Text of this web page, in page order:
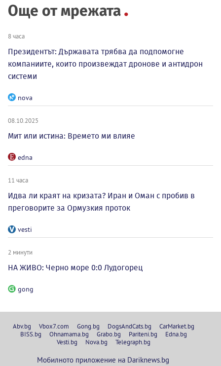
Още от мрежата
8 часа
Президентът: Държавата трябва да подпомогне
компаниите, които произвеждат дронове и антидрон
системи
nova
08.10.2025
Мит или истина: Времето ми влияе
edna
11 часа
Идва ли краят на кризата? Иран и Оман с пробив в
преговорите за Ормузкия проток
vesti
2 минути
НА ЖИВО: Черно море 0:0 Лудогорец
gong
Abv.bg Vbox7.com Gong.bg DogsAndCats.bg
CarMarket.bg
BISS.bg
Ohnamama.bg Grabo.bg Pariteni.bg
Edna.bg
Vesti.bg
Nova.bg Telegraph.bg
Мобилното приложение на Dariknews.bg